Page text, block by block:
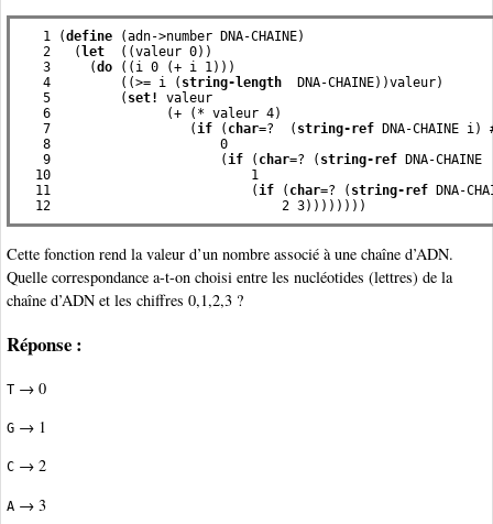
   1 (
define (adn->number DNA-CHAINE)
   2   (
let
  ((valeur 0))
   3     (
do ((i 0 (+ i 1)))
   4         ((>= i (
string-length
  DNA-CHAINE))valeur)
   5         (
set!
valeur
   6               (+ (* valeur 4)
   7                  (
if ( char=?  ( string-ref DNA-CHAINE i)
   8                      0
   9                      (
if ( char=? ( string-ref DNA-
  10                          1
  11                          (
if ( char=? ( string-ref DNA-
  12                              2 3))))))))
Cette fonction rend la valeur d’un nombre associé à une chaîne d’ADN.
Quelle correspondance a-t-on choisi entre les nucléotides (lettres) de la
chaîne d’ADN et les chiffres 0,1,2,3 ?
Réponse :
T → 0
G → 1
C → 2
A → 3